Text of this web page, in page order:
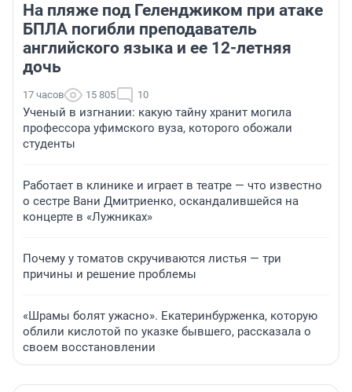
На пляже под Геленджиком при атаке
БПЛА погибли преподаватель
английского языка и ее 12-летняя
дочь
17 часов 15 805 10
Ученый в изгнании: какую тайну хранит могила
профессора уфимского вуза, которого обожали
студенты
Работает в клинике и играет в театре — что известно
о сестре Вани Дмитриенко, оскандалившейся на
концерте в «Лужниках»
Почему у томатов скручиваются листья — три
причины и решение проблемы
«Шрамы болят ужасно». Екатеринбурженка, которую
облили кислотой по указке бывшего, рассказала о
своем восстановлении